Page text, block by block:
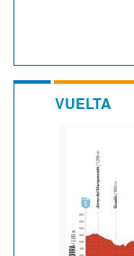
VUELTA